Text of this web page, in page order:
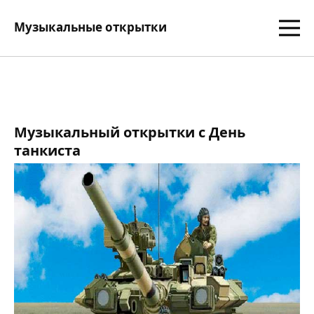
Музыкальные открытки
Музыкальный открытки с День
танкиста